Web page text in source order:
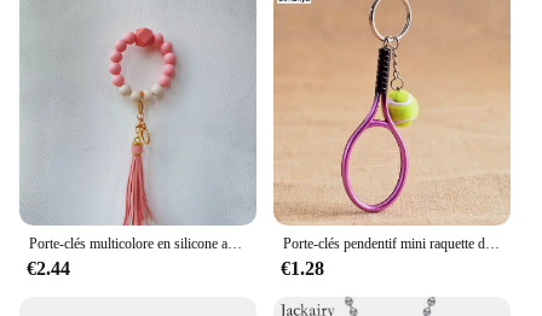
Porte-clés multicolore en silicone avec pompon, perles en bois, bracelet, porte-clés, téléphone portable, commande en gros personnalisée
€2.44
Porte-clés pendentif mini raquette de tennis, porte-clés, accessoires de recherche, porte-clés, cadeaux pour la journée des amoureux, Hot Vets, #17162
€1.28